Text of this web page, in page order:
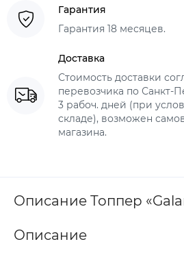
Гарантия
Гарантия 18 месяцев.
Доставка
Стоимость доставки
перевозчика по Санкт-
3 рабоч. дней (при
складе), возможен
магазина.
Описание Топпер
Описание